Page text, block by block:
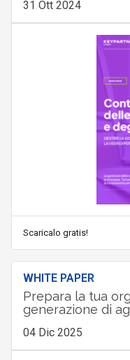
31 Ott 2024
Scaricalo gratis!
WHITE PAPER
Prepara la tua
generazione di
04 Dic 2025